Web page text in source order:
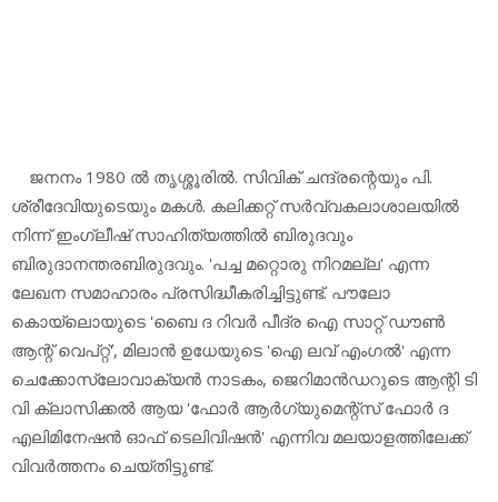
ജനനം 1980 ല്‍ തൃശ്ശൂരില്‍. സിവിക് ചന്ദ്രന്റെയും പി.
ശ്രീദേവിയുടെയും മകള്‍. കലിക്കറ്റ് സര്‍വ്വകലാശാലയില്‍
നിന്ന് ഇംഗ്ലീഷ് സാഹിത്യത്തില്‍ ബിരുദവും
ബിരുദാനന്തരബിരുദവും. 'പച്ച മറ്റൊരു നിറമല്ല' എന്ന
ലേഖന സമാഹാരം പ്രസിദ്ധീകരിച്ചിട്ടുണ്ട്. പൗലോ
കൊയ്‌ലൊയുടെ 'ബൈ ദ റിവര്‍ പീദ്ര ഐ സാറ്റ് ഡൗണ്‍
ആന്റ് വെപ്റ്റ്', മിലാന്‍ ഉധേയുടെ 'ഐ ലവ് എംഗല്‍' എന്ന
ചെക്കോസ്ലോവാക്യന്‍ നാടകം, ജെറിമാന്‍ഡറുടെ ആന്റി ടി
വി ക്ലാസിക്കല്‍ ആയ 'ഫോര്‍ ആര്‍ഗ്യുമെന്റ്‌സ് ഫോര്‍ ദ
എലിമിനേഷന്‍ ഓഫ് ടെലിവിഷന്‍' എന്നിവ മലയാളത്തിലേക്ക്
വിവര്‍ത്തനം ചെയ്തിട്ടുണ്ട്.